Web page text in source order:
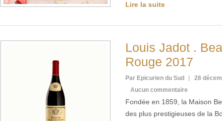
Lire la suite
Louis Jadot .
Rouge 2017
Par Epicurien du Sud
28
Aucun commentaire
Fondée en 1859, la Maison
des plus prestigieuses de la